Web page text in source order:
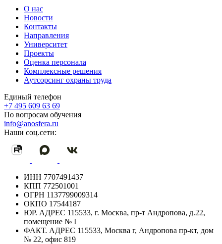
О нас
Новости
Контакты
Направления
Университет
Проекты
Оценка персонала
Комплексные решения
Аутсорсинг охраны труда
Единый телефон
+7 495 609 63 69
По вопросам обучения
info@anosfera.ru
Наши соц.сети:
ИНН 7707491437
КПП 772501001
ОГРН 1137799009314
ОКПО 17544187
ЮР. АДРЕС 115533, г. Москва, пр-т Андропова, д.22,
помещение № I
ФАКТ. АДРЕС 115533, Москва г, Андропова пр-кт, дом
№ 22, офис 819